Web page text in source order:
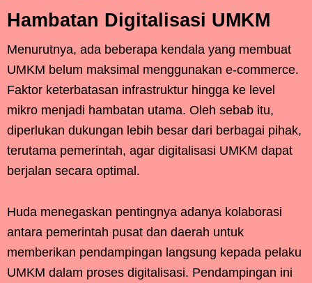
Hambatan Digitalisasi UMKM
Menurutnya, ada beberapa kendala yang membuat
UMKM belum maksimal menggunakan e-commerce.
Faktor keterbatasan infrastruktur hingga ke level
mikro menjadi hambatan utama. Oleh sebab itu,
diperlukan dukungan lebih besar dari berbagai pihak,
terutama pemerintah, agar digitalisasi UMKM dapat
berjalan secara optimal.
Huda menegaskan pentingnya adanya kolaborasi
antara pemerintah pusat dan daerah untuk
memberikan pendampingan langsung kepada pelaku
UMKM dalam proses digitalisasi. Pendampingan ini